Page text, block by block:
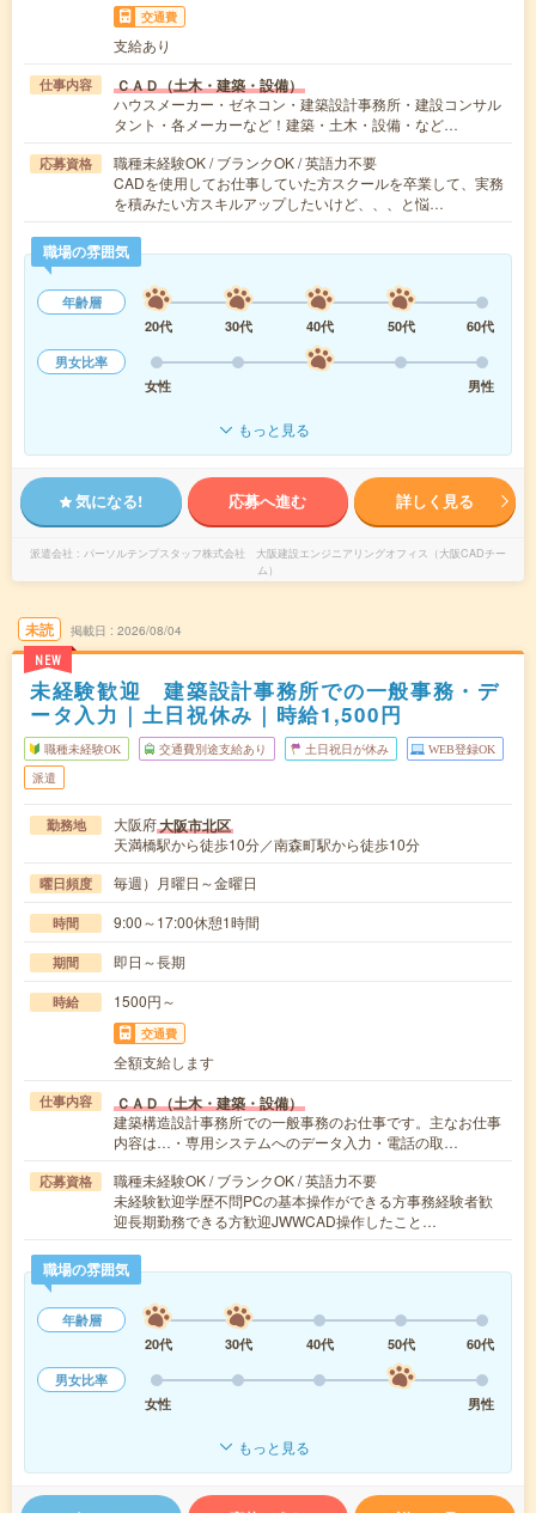
交通費
支給あり
仕事内容 ＣＡＤ（土木・建築・設備）
ハウスメーカー・ゼネコン・建築設計事務所・建設コンサル
タント・各メーカーなど！建築・土木・設備・など…
応募資格
職種未経験OK / ブランクOK / 英語力不要
CADを使用してお仕事していた方スクールを卒業して、実務
を積みたい方スキルアップしたいけど、、、と悩…
職場の雰囲気
年齢層
20代
30代 40代 50代
60代
男女比率
女性
男性
もっと見る
気になる! 応募へ進む 詳しく見る
派遣会社
パーソルテンプスタッフ株式会社 大阪建設エンジニアリングオフィス（大阪CADチー
ム）
未読
NEW
掲載日 2026/08/04
未経験歓迎 建築設計事務所での一般事務・デ
ータ入力｜土日祝休み｜時給1,500円
職種未経験OK 交通費別途支給あり 土日祝日が休み WEB登録OK
派遣
勤務地 大阪府大阪市北区
天満橋駅から徒歩10分／南森町駅から徒歩10分
曜日頻度 毎週）月曜日～金曜日
時間 9:00～17:00休憩1時間
期間 即日～長期
時給 1500円～
交通費
全額支給します
仕事内容 ＣＡＤ（土木・建築・設備）
建築構造設計事務所での一般事務のお仕事です。主なお仕事
内容は…・専用システムへのデータ入力・電話の取…
応募資格
職種未経験OK / ブランクOK / 英語力不要
未経験歓迎学歴不問PCの基本操作ができる方事務経験者歓
迎長期勤務できる方歓迎JWWCAD操作したこと…
職場の雰囲気
年齢層
20代
30代 40代 50代
60代
男女比率
女性
男性
もっと見る